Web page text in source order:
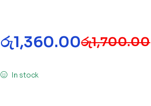
රු1,700.00
රු1,360.00
In stock